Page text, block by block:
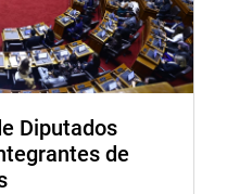
Diputados
de